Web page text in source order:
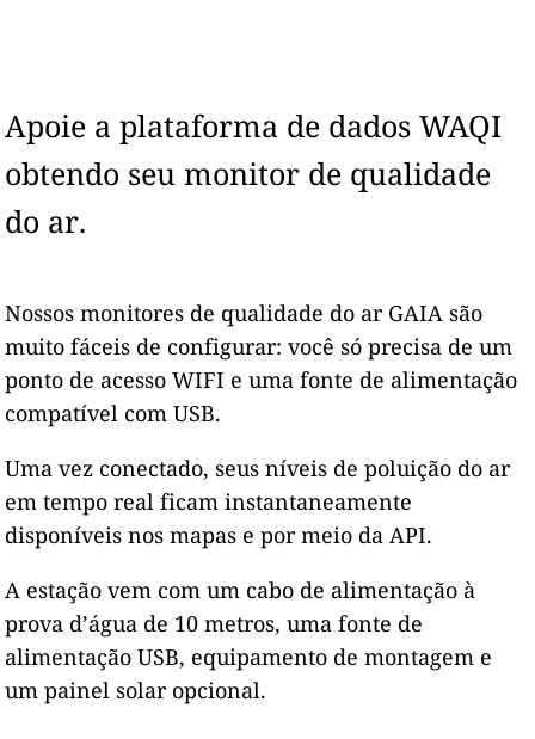
Apoie a plataforma de dados WAQI
obtendo seu monitor de qualidade
do ar.
Nossos monitores de qualidade do ar GAIA são
muito fáceis de configurar: você só precisa de um
ponto de acesso WIFI e uma fonte de alimentação
compatível com USB.
Uma vez conectado, seus níveis de poluição do ar
em tempo real ficam instantaneamente
disponíveis nos mapas e por meio da API.
A estação vem com um cabo de alimentação à
prova d’água de 10 metros, uma fonte de
alimentação USB, equipamento de montagem e
um painel solar opcional.